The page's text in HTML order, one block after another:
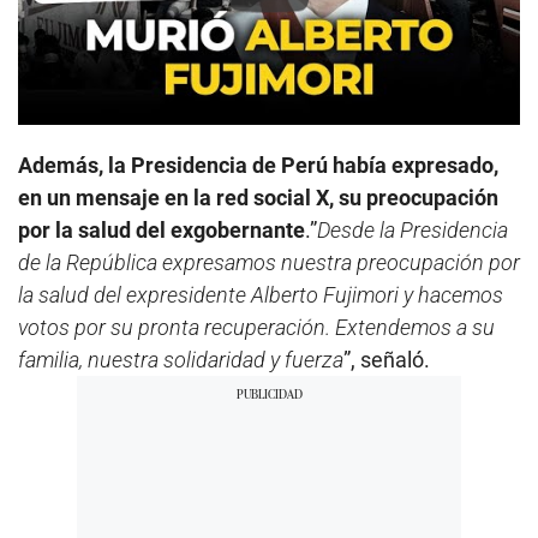
Además, la Presidencia de Perú había expresado,
en un mensaje en la red social X, su preocupación
por la salud del exgobernante.”Desde la Presidencia
de la República expresamos nuestra preocupación por
la salud del expresidente Alberto Fujimori y hacemos
votos por su pronta recuperación. Extendemos a su
familia, nuestra solidaridad y fuerza”, señaló.